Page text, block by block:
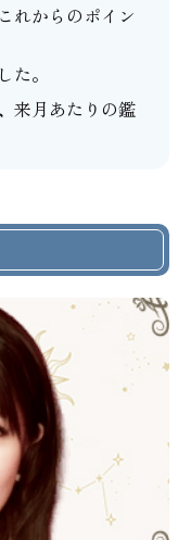
れからのポイン
。
来月あたりの鑑